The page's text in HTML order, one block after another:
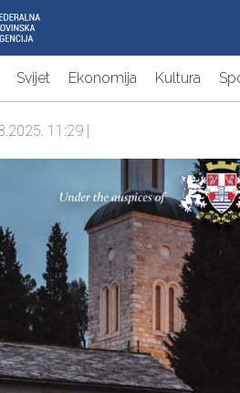
Svijet Ekonomija Kultura
11:29 |